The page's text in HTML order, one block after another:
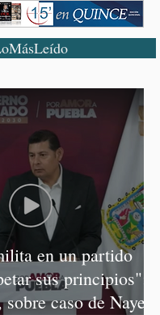
en un partido
sus principios":
caso de Nayeli